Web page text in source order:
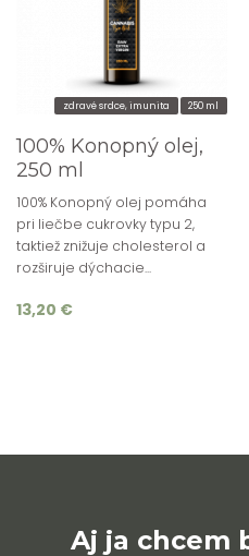
zdravé srdce, imunita 250 ml
100% Konopný olej,
250 ml
100% Konopný olej pomáha
pri liečbe cukrovky typu 2,
taktiež znižuje cholesterol a
rozširuje dýchacie...
13,20 €
Aj ja chcem